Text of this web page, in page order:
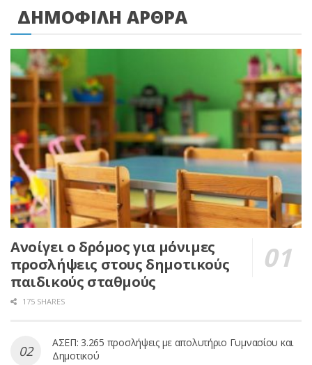
ΔΗΜΟΦΙΛΗ ΑΡΘΡΑ
Ανοίγει ο δρόμος για μόνιμες
προσλήψεις στους δημοτικούς
παιδικούς σταθμούς
175 SHARES
ΑΣΕΠ: 3.265 προσλήψεις με απολυτήριο Γυμνασίου και
Δημοτικού